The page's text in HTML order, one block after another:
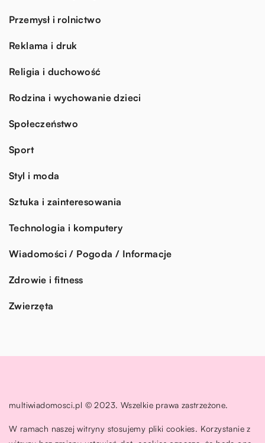
Przemysł i rolnictwo
Reklama i druk
Religia i duchowość
Rodzina i wychowanie dzieci
Społeczeństwo
Sport
Styl i moda
Sztuka i zainteresowania
Technologia i komputery
Wiadomości / Pogoda / Informacje
Zdrowie i fitness
Zwierzęta
multiwiadomosci.pl © 2023. Wszelkie prawa zastrzeżone.
W ramach naszej witryny stosujemy pliki cookies. Korzystanie z